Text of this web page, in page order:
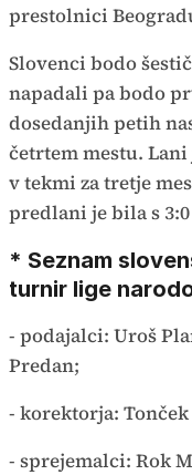
prestolnici
Slovenci bodo
napadali pa bodo
dosedanjih petih
četrtem mestu.
v tekmi za tretje
predlani je bila s
* Seznam
turnir lige
- podajalci: Uroš
Predan;
- korektorja:
- sprejemalci: Rok